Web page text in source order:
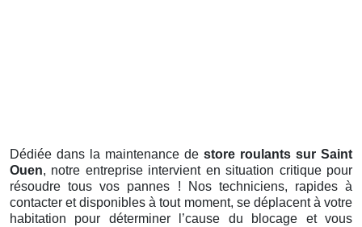
Dédiée dans la maintenance de store roulants sur Saint
Ouen, notre entreprise intervient en situation critique pour
résoudre tous vos pannes ! Nos techniciens, rapides à
contacter et disponibles à tout moment, se déplacent à votre
habitation pour déterminer l’cause du blocage et vous